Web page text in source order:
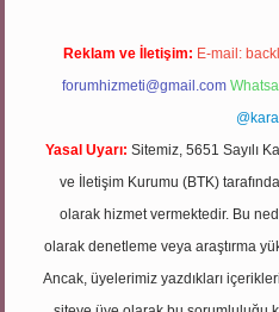
Reklam ve İletişim: E-mail:
forumhizmeti@gmail.com
Yasal Uyarı: Sitemiz, 5651 Sayılı
ve İletişim Kurumu (BTK)
olarak hizmet vermektedir. Bu
olarak denetleme veya araştırma
Ancak, üyelerimiz yazdıkları